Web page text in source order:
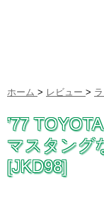
ホーム > レビュー >
’77
マスタング
[JKD98]